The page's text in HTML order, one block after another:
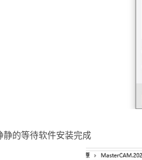
静的等待软件安装完成